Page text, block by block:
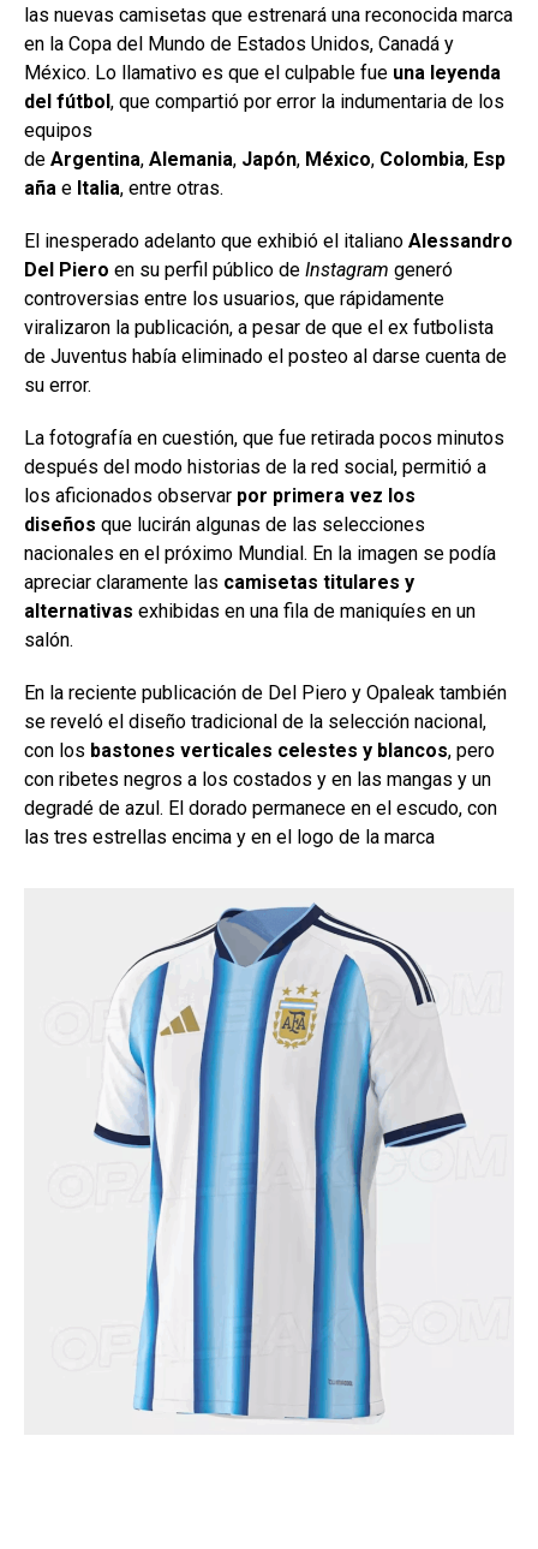
las nuevas camisetas que estrenará una reconocida marca
en la Copa del Mundo de Estados Unidos, Canadá y
México. Lo llamativo es que el culpable fue una leyenda
del fútbol , que compartió por error la indumentaria de los
equipos
de Argentina, Alemania, Japón, México, Colombia, Esp
aña e Italia, entre otras.
El inesperado adelanto que exhibió el italiano Alessandro
Del Piero en su perfil público de Instagram generó
controversias entre los usuarios, que rápidamente
viralizaron la publicación, a pesar de que el ex futbolista
de Juventus había eliminado el posteo al darse cuenta de
su error.
La fotografía en cuestión, que fue retirada pocos minutos
después del modo historias de la red social, permitió a
los aficionados observar por primera vez los
diseños que lucirán algunas de las selecciones
nacionales en el próximo Mundial. En la imagen se podía
apreciar claramente las camisetas titulares y
alternativas exhibidas en una fila de maniquíes en un
salón.
En la reciente publicación de Del Piero y Opaleak también
se reveló el diseño tradicional de la selección nacional,
con los bastones verticales celestes y blancos, pero
con ribetes negros a los costados y en las mangas y un
degradé de azul. El dorado permanece en el escudo, con
las tres estrellas encima y en el logo de la marca